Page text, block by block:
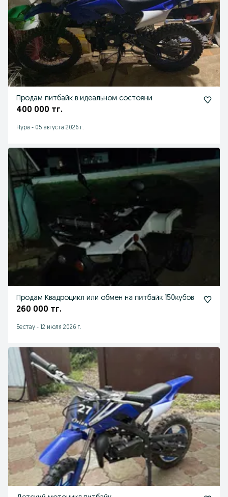
Продам питбайк в идеальном состояни
400 000 тг.
Нура - 05 августа 2026 г.
Продам Квадроцикл или обмен на питбайк 150кубов
260 000 тг.
Бестау - 12 июля 2026 г.